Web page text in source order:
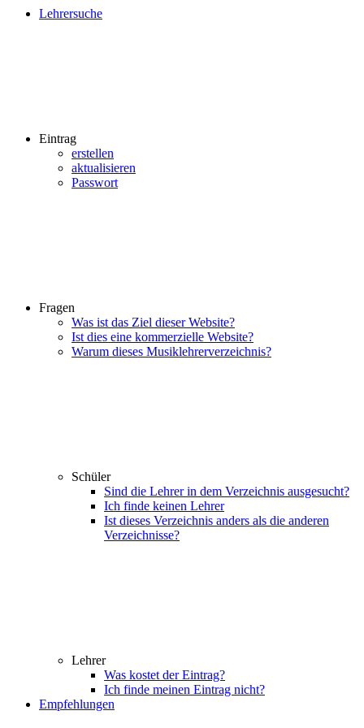
Lehrersuche
Eintrag
erstellen
aktualisieren
Passwort
Fragen
Was ist das Ziel dieser Website?
Ist dies eine kommerzielle Website?
Warum dieses Musiklehrerverzeichnis?
Schüler
Sind die Lehrer in dem Verzeichnis ausgesucht?
Ich finde keinen Lehrer
Ist dieses Verzeichnis anders als die anderen
Verzeichnisse?
Lehrer
Was kostet der Eintrag?
Ich finde meinen Eintrag nicht?
Empfehlungen